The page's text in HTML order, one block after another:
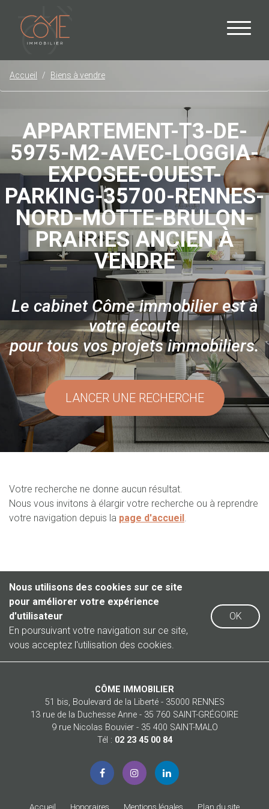
APPARTEMENT-T3-DE-
5975-M2-AVEC-LOGGIA-
EXPOSEE-OUEST-
PARKING-35700-RENNES-
NORD-MOTTE-BRULON-
PRAIRIES ANCIEN À
VENDRE
Le cabinet Côme immobilier est à
votre écoute
pour tous vos projets immobiliers.
LANCER UNE RECHERCHE
Accueil Biens à vendre
Votre recherche ne donne aucun résultat.
Nous vous invitons à élargir votre recherche ou à reprendre
votre navigation depuis la page d'accueil.
Nous utilisons des cookies sur ce site
pour améliorer votre expérience
d'utilisateur
En poursuivant votre navigation sur ce site,
vous acceptez l'utilisation des cookies.
OK
CÔME IMMOBILIER
51 bis, Boulevard de la Liberté - 35000 RENNES
13 rue de la Duchesse Anne - 35 760 SAINT-GRÉGOIRE
9 rue Nicolas Bouvier - 35 400 SAINT-MALO
Tél : 02 23 45 00 84
Accueil Honoraires Mentions légales Plan du site